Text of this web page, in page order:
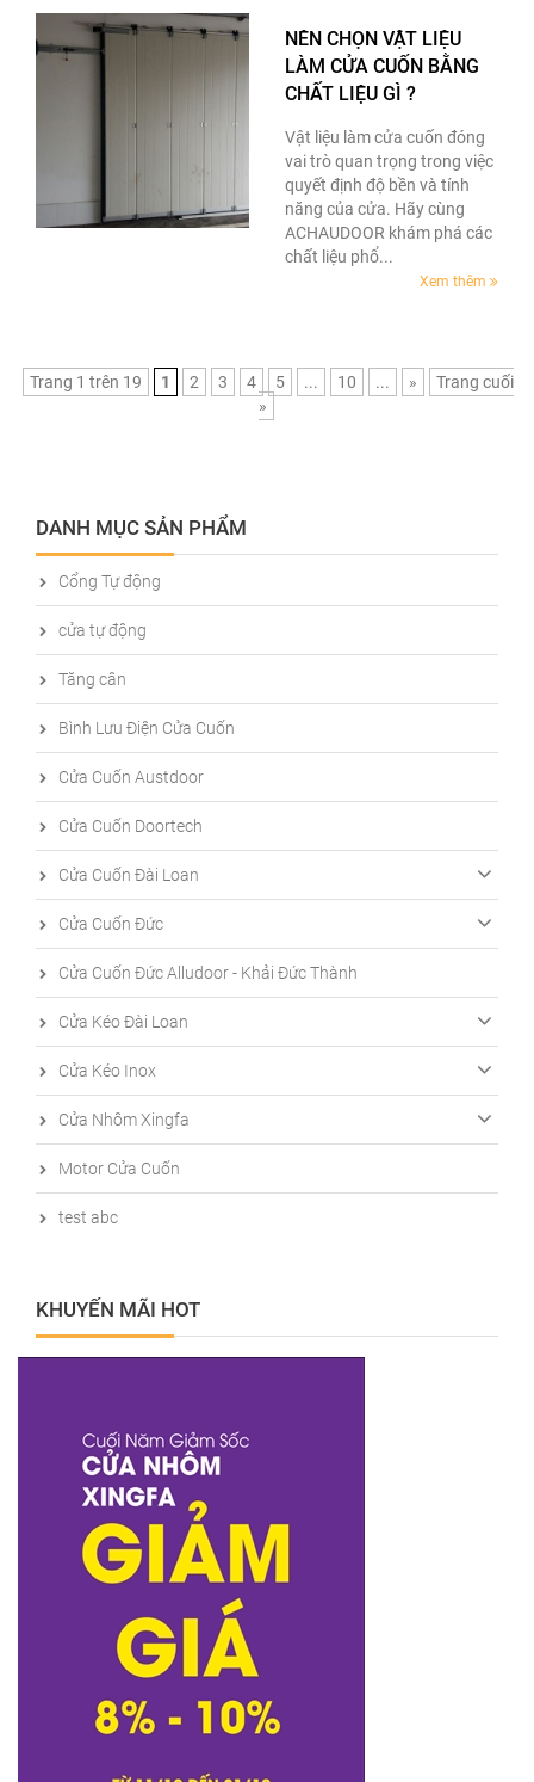
NÊN CHỌN VẬT LIỆU
LÀM CỬA CUỐN BẰNG
CHẤT LIỆU GÌ ?
Vật liệu làm cửa cuốn đóng
vai trò quan trọng trong việc
quyết định độ bền và tính
năng của cửa. Hãy cùng
ACHAUDOOR khám phá các
chất liệu phổ...
Xem thêm
Trang 1 trên 19 1 2 3 4 5 ... 10 ... »
Trang cuối
»
DANH MỤC SẢN PHẨM
Cổng Tự động
cửa tự động
Tăng cân
Bình Lưu Điện Cửa Cuốn
Cửa Cuốn Austdoor
Cửa Cuốn Doortech
Cửa Cuốn Đài Loan
Cửa Cuốn Đức
Cửa Cuốn Đức Alludoor - Khải Đức Thành
Cửa Kéo Đài Loan
Cửa Kéo Inox
Cửa Nhôm Xingfa
Motor Cửa Cuốn
test abc
KHUYẾN MÃI HOT